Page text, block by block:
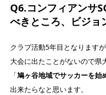
Q6.コンフィアンサ
べきところ、ビジョ
クラブ活動5年目となります
大会に出たことがないので県
「鳩ヶ谷地域でサッカーを始
出来たらなと思います。